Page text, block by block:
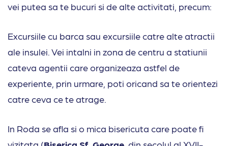
vei putea sa te bucuri si de alte activitati, precum:
Excursiile cu barca sau excursiile catre alte atractii
ale insulei. Vei intalni in zona de centru a statiunii
cateva agentii care organizeaza astfel de
experiente, prin urmare, poti oricand sa te orientezi
catre ceva ce te atrage.
In Roda se afla si o mica bisericuta care poate fi